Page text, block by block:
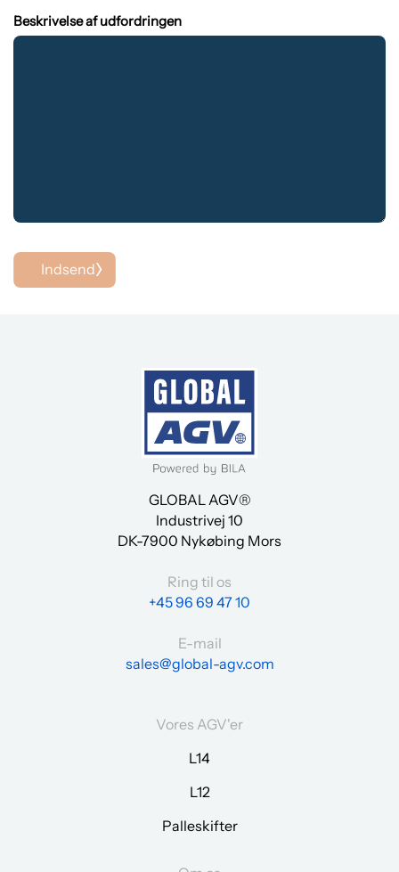
Beskrivelse af udfordringen
Indsend
GLOBAL AGV®
Industrivej 10
DK-7900 Nykøbing Mors
Ring til os
+45 96 69 47 10
E-mail
sales@global-agv.com
Vores AGV'er
L14
L12
Palleskifter